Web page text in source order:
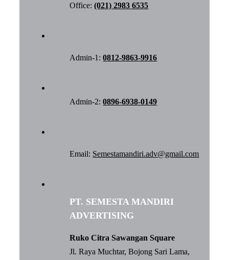
Office:(021) 2983 6535
Admin-1:0812-9863-9916
Admin-2:0896-6938-0149
Email: Semestamandiri.adv@gmail.com
PT. SEMESTA MANDIRI
ADVERTISING
Ruko Citra Sawangan Square
Jl. Raya Muchtar, Bojong Sari Lama,